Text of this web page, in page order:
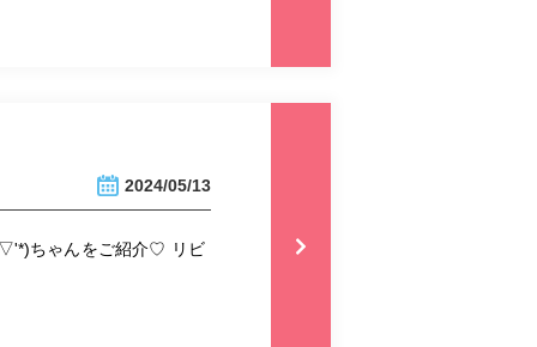
2024/05/13
ちゃんをご紹介♡ リビ